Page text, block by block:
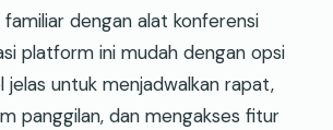
dengan alat konferensi
platform ini mudah dengan opsi
jelas untuk menjadwalkan rapat,
panggilan, dan mengakses fitur